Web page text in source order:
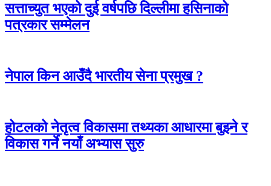
सत्ताच्युत भएको दुई वर्षपछि दिल्लीमा हसिनाको
पत्रकार सम्मेलन
नेपाल किन आउँदै भारतीय सेना प्रमुख ?
होटलको नेतृत्व विकासमा तथ्यका आधारमा बुझ्ने र
विकास गर्ने नयाँ अभ्यास सुरु